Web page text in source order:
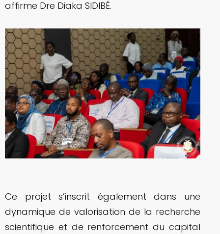
affirme Dre Diaka SIDIBÉ.
Ce projet s’inscrit également dans une
dynamique de valorisation de la recherche
scientifique et de renforcement du capital